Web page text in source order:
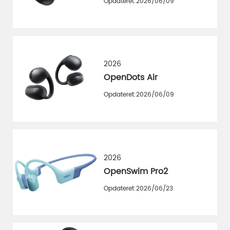
2026
OpenDots Air
Opdateret:2026/06/09
2026
OpenSwim Pro2
Opdateret:2026/06/23